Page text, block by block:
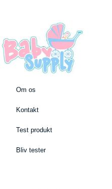
Om os
Kontakt
Test produkt
Bliv tester
Bedste puslepude 2026